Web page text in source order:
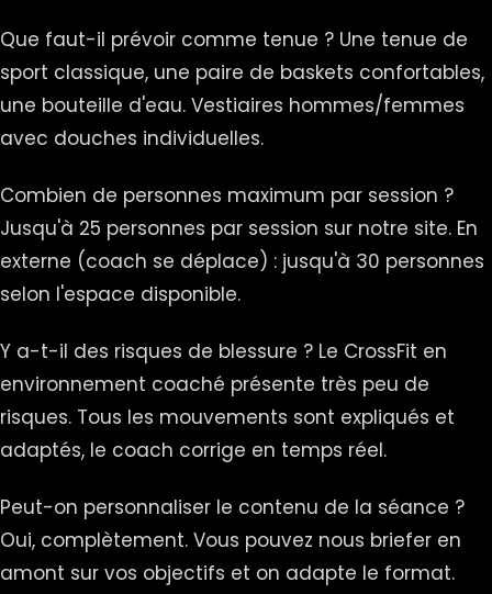
Que faut-il prévoir comme tenue ? Une tenue de
sport classique, une paire de baskets confortables,
une bouteille d'eau. Vestiaires hommes/femmes
avec douches individuelles.
Combien de personnes maximum par session ?
Jusqu'à 25 personnes par session sur notre site. En
externe (coach se déplace) : jusqu'à 30 personnes
selon l'espace disponible.
Y a-t-il des risques de blessure ? Le CrossFit en
environnement coaché présente très peu de
risques. Tous les mouvements sont expliqués et
adaptés, le coach corrige en temps réel.
Peut-on personnaliser le contenu de la séance ?
Oui, complètement. Vous pouvez nous briefer en
amont sur vos objectifs et on adapte le format.